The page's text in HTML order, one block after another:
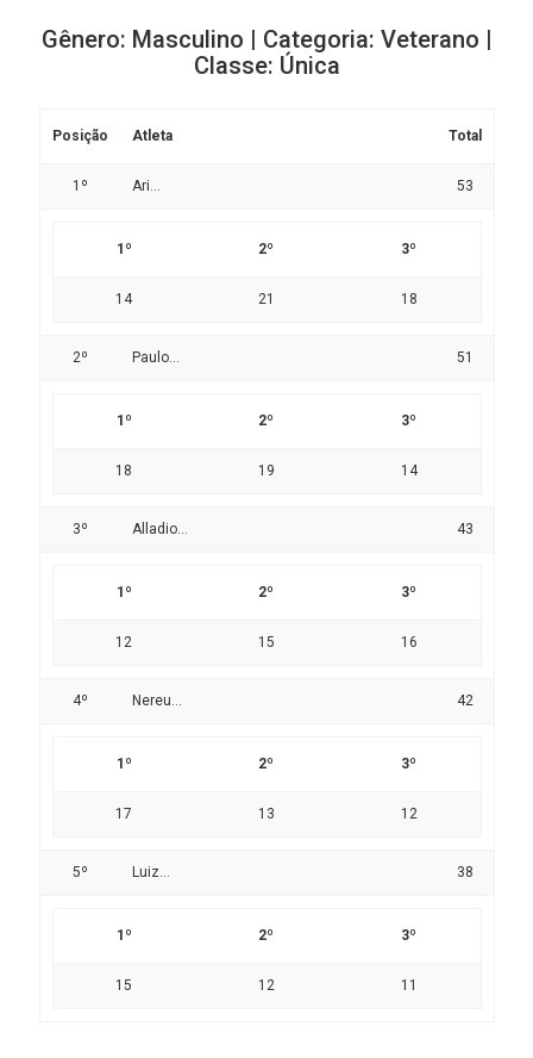
Gênero: Masculino | Categoria: Veterano |
Classe: Única
Posição Atleta Total
1º Ari... 53
1º 2º 3º
14 21 18
2º Paulo... 51
1º 2º 3º
18 19 14
3º Alladio... 43
1º 2º 3º
12 15 16
4º Nereu... 42
1º 2º 3º
17 13 12
5º Luiz... 38
1º 2º 3º
15 12 11